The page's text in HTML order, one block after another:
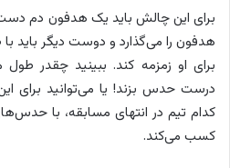
برای این چالش باید یک هدفون دم
هدفون را می‌گذارد و دوست دیگر باید
برای او زمزمه کند. ببینید چقدر
درست حدس بزند! یا می‌توانید برای
کدام تیم در انتهای مسابقه، با
کسب می‌کند.